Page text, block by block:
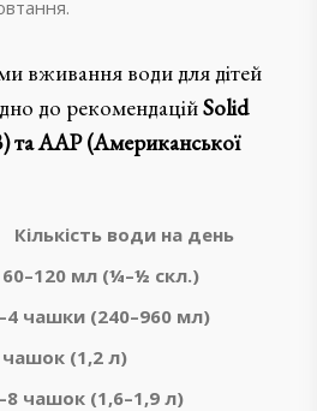
вживання води для дітей
до рекомендаційSolid
AAP (Американської
Кількість води на день
мл (¼–½ скл.)
чашки (240–960 мл)
чашок (1,2 л)
чашок (1,6–1,9 л)